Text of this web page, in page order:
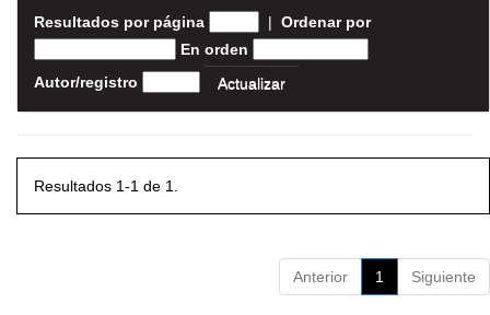
Resultados por página | Ordenar por
En orden
Autor/registro
Resultados 1-1 de 1.
Anterior 1 Siguiente